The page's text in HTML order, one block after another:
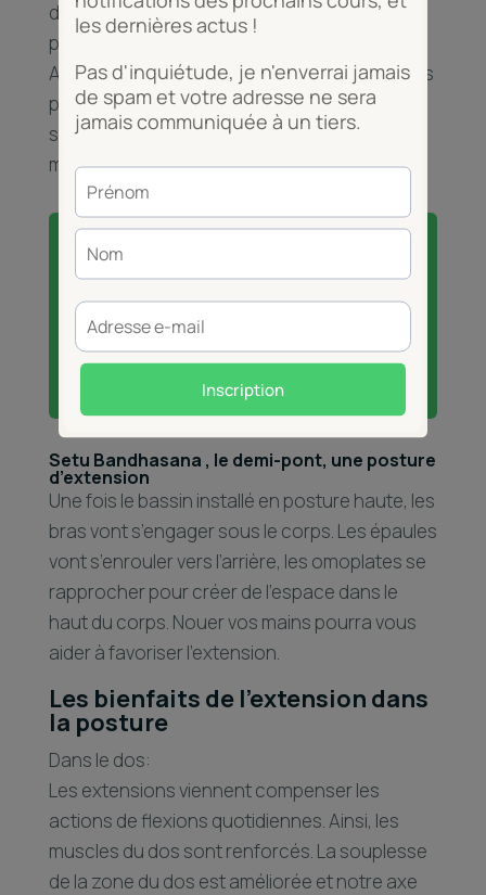
d’être moins engagé, tout en profitant
pleinement de la posture.
Au lieu de nouer les mains sous le dos, les bras
peut être le long du corps, paumes vers le sol,
soulevant le corps. L’extension est moindre,
mais l’inversion est là.
Pour tenter l’expérience, c’est par ici!
Le premier cours est gratuit!
Setu Bandhasana , le demi-pont, une posture
d’extension
Une fois le bassin installé en posture haute, les
bras vont s’engager sous le corps. Les épaules
vont s’enrouler vers l’arrière, les omoplates se
rapprocher pour créer de l’espace dans le
haut du corps. Nouer vos mains pourra vous
aider à favoriser l’extension.
Les bienfaits de l’extension dans
la posture
Dans le dos:
Les extensions viennent compenser les
actions de flexions quotidiennes. Ainsi, les
muscles du dos sont renforcés. La souplesse
de la zone du dos est améliorée et notre axe